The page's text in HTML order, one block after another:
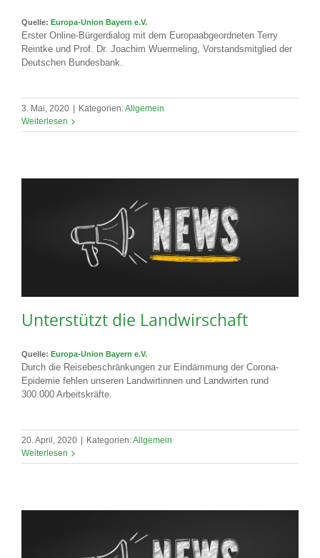
Quelle: Europa-Union Bayern e.V.
Erster Online-Bürgerdialog mit dem Europaabgeordneten Terry
Reintke und Prof. Dr. Joachim Wuermeling, Vorstandsmitglied der
Deutschen Bundesbank.
3. Mai, 2020 | Kategorien:Allgemein
Weiterlesen
Unterstützt die Landwirschaft
Quelle: Europa-Union Bayern e.V.
Durch die Reisebeschränkungen zur Eindämmung der Corona-
Epidemie fehlen unseren Landwirtinnen und Landwirten rund
300.000 Arbeitskräfte.
20. April, 2020 Kategorien:Allgemein
Weiterlesen